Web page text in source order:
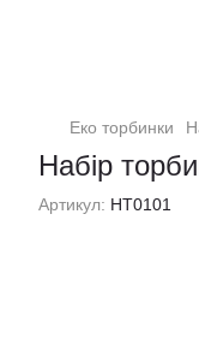
Еко торбинки
Набір
Артикул: НТ0101